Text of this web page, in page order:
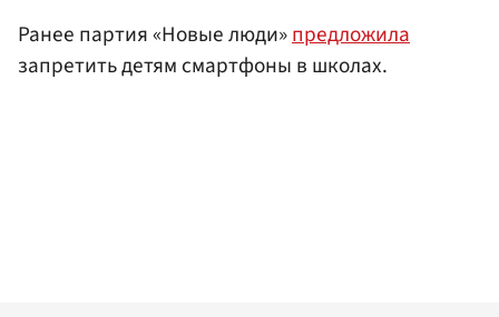
Ранее партия «Новые люди»предложила
запретить детям смартфоны в школах.